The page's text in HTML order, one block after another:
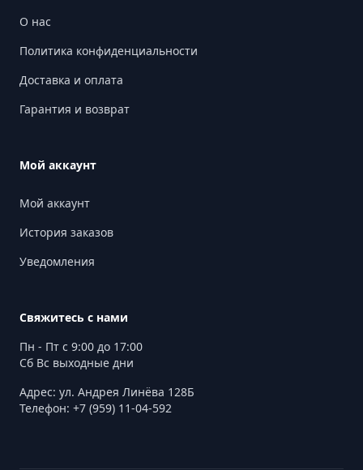
О нас
Политика конфиденциальности
Доставка и оплата
Гарантия и возврат
Мой аккаунт
Мой аккаунт
История заказов
Уведомления
Свяжитесь с нами
Пн - Пт с 9:00 до 17:00
Сб Вс выходные дни
Адрес: ул. Андрея Линёва 128Б
Телефон: +7 (959) 11-04-592